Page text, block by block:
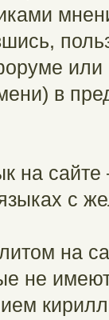
или
в
на сайте
с
на
не